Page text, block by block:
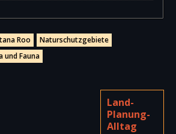
Roo
Naturschutzgebiete
und Fauna
Land-
Planung-
Alltag